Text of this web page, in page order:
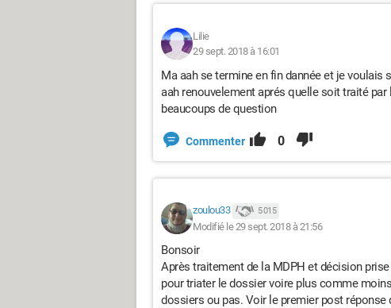
Lilie
29 sept. 2018 à 16:01
Ma aah se termine en fin dannée et je
aah renouvelement aprés quelle soit traité
beaucoups de question
Commenter 0
zoulou33 5 015
Modifié le 29 sept. 2018 à 21:56
Bonsoir
Après traitement de la MDPH et décision
pour triater le dossier voire plus comme
dossiers ou pas. Voir le premier post